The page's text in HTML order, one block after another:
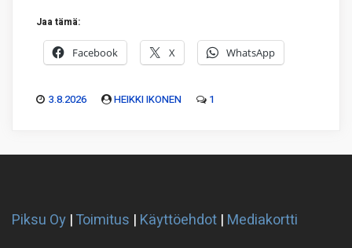
Jaa tämä:
Facebook X WhatsApp
3.8.2026 HEIKKI IKONEN 1
Piksu Oy |Toimitus | Käyttöehdot | Mediakortti